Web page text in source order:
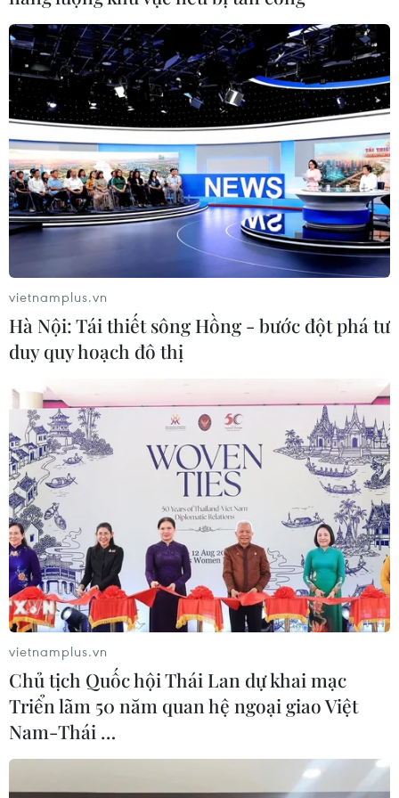
#Tay súng nổi dậy
#Giao tranh
Myanmar
Theo dõi VietnamPlus
TIN LIÊN QUAN
vietnamplus.vn
Hà Nội: Tái thiết sông Hồng - bước đột phá tư
duy quy hoạch đô thị
vietnamplus.vn
Chủ tịch Quốc hội Thái Lan dự khai mạc
Triển lãm 50 năm quan hệ ngoại giao Việt
Nam-Thái …